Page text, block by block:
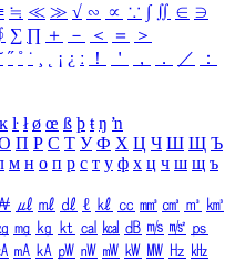
≒ ≪ ≫ √ ∽ ∝ ∵ ∫ ∬ ∈ ∋
∑ ∏ ＋ － ＜ ＝
＞
˝ ˚ ˙ ¸ ¡ ¿ ː ！ ＇ ， ． ／
：
ĸ ŀ ł ø œ ß þ ŧ ŋ ŉ
П Р С Т У Ф Х Ц Ч Ш Щ Ъ
м н о п р с т у ф х ц ч ш щ ъ
㎕ ㎖ ㎗ ℓ ㎘ ㏄ ㎣ ㎤ ㎥ ㎦
㎎ ㎏ ㏏ ㎈ ㎉ ㏈ ㎧ ㎨ ㎰
㎃ ㎄ ㎺ ㎻ ㎽ ㎾ ㎿ ㎐ ㎑